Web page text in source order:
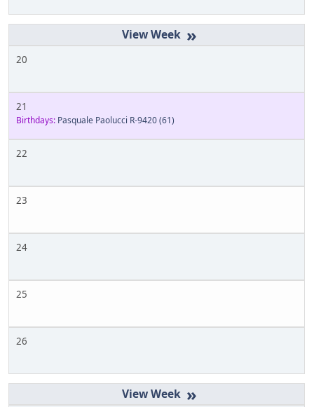
»
20
21
Birthdays: Pasquale Paolucci R-9420(61)
22
23
24
25
26
»